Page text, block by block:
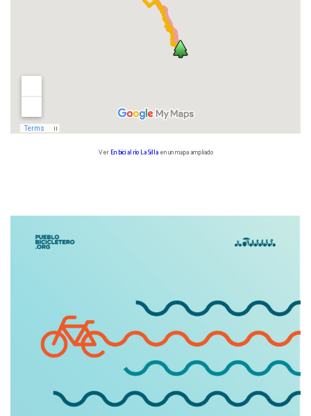
Ver En bici al río La Sillaen un mapa ampliado